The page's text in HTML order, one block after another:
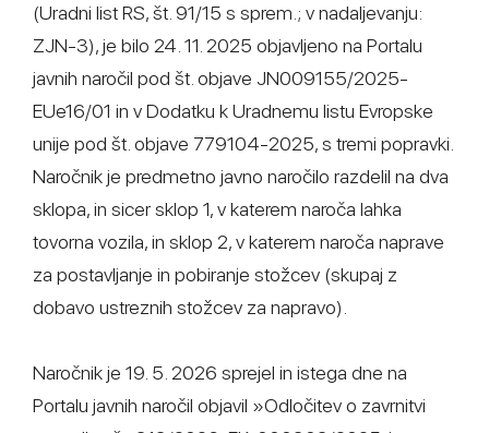
(Uradni list RS, št. 91/15 s sprem.; v nadaljevanju:
ZJN-3), je bilo 24. 11. 2025 objavljeno na Portalu
javnih naročil pod št. objave JN009155/2025-
EUe16/01 in v Dodatku k Uradnemu listu Evropske
unije pod št. objave 779104-2025, s tremi popravki.
Naročnik je predmetno javno naročilo razdelil na dva
sklopa, in sicer sklop 1, v katerem naroča lahka
tovorna vozila, in sklop 2, v katerem naroča naprave
za postavljanje in pobiranje stožcev (skupaj z
dobavo ustreznih stožcev za napravo).
Naročnik je 19. 5. 2026 sprejel in istega dne na
Portalu javnih naročil objavil »Odločitev o zavrnitvi